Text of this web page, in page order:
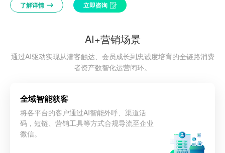
了解详情 立即咨询
AI+营销场景
通过AI驱动实现从潜客触达、会员成长到忠诚度培育的全链路消费
者资产数智化运营闭环。
全域智能获客
将各平台的客户通过AI智能外呼、渠道活
码，短链、营销工具等方式合规导流至企业
微信。